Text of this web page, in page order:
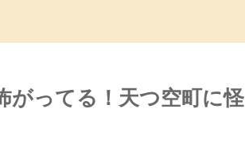
がってる！天つ空町に怪